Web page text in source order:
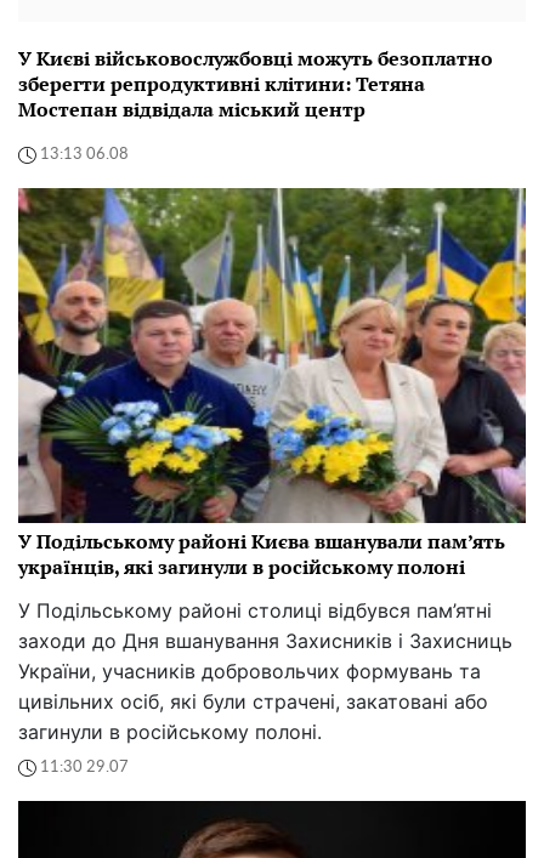
У Києві військовослужбовці можуть безоплатно
зберегти репродуктивні клітини: Тетяна
Мостепан відвідала міський центр
13:13 06.08
У Подільському районі Києва вшанували пам’ять
українців, які загинули в російському полоні
У Подільському районі столиці відбувся пам’ятні
заходи до Дня вшанування Захисників і Захисниць
України, учасників добровольчих формувань та
цивільних осіб, які були страчені, закатовані або
загинули в російському полоні.
11:30 29.07